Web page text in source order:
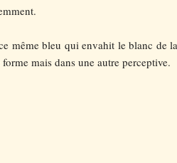
même bleu qui envahit le blanc de la
mais dans une autre perceptive.